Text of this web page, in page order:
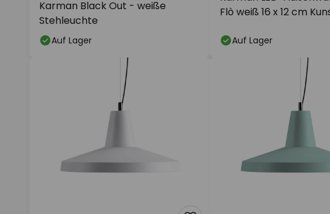
Karman Black Out - weiße
Stehleuchte
Auf Lager
Flò weiß 16 x 12 cm
Auf Lager